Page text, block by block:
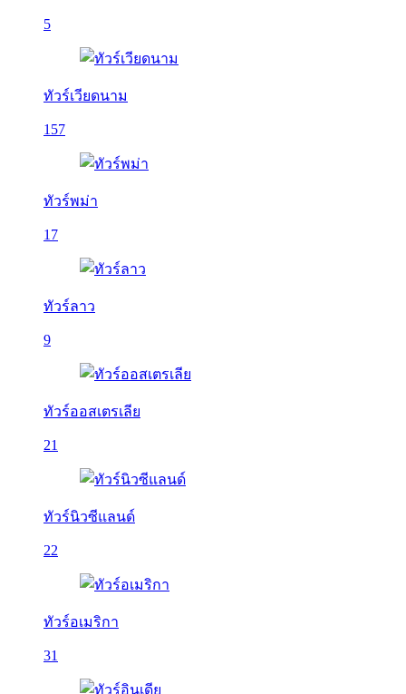
5
ทัวร์เวียดนาม
157
ทัวร์พม่า
17
ทัวร์ลาว
9
ทัวร์ออสเตรเลีย
21
ทัวร์นิวซีแลนด์
22
ทัวร์อเมริกา
31